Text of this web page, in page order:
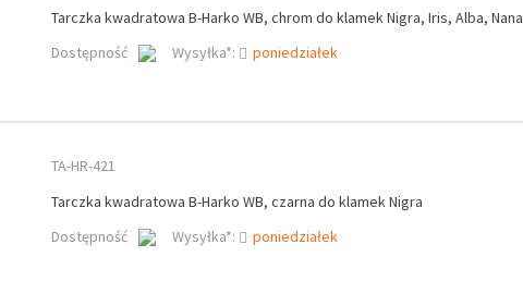
Tarczka kwadratowa B-Harko WB, chrom do klamek Nigra, Iris, Alba, Nana
Dostępność
Wysyłka*: poniedziałek
TA-HR-421
Tarczka kwadratowa B-Harko WB, czarna do klamek Nigra
Dostępność
Wysyłka*: poniedziałek